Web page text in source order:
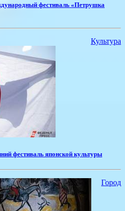
фестиваль «Петрушка
Культура
фестиваль японской культуры
Город